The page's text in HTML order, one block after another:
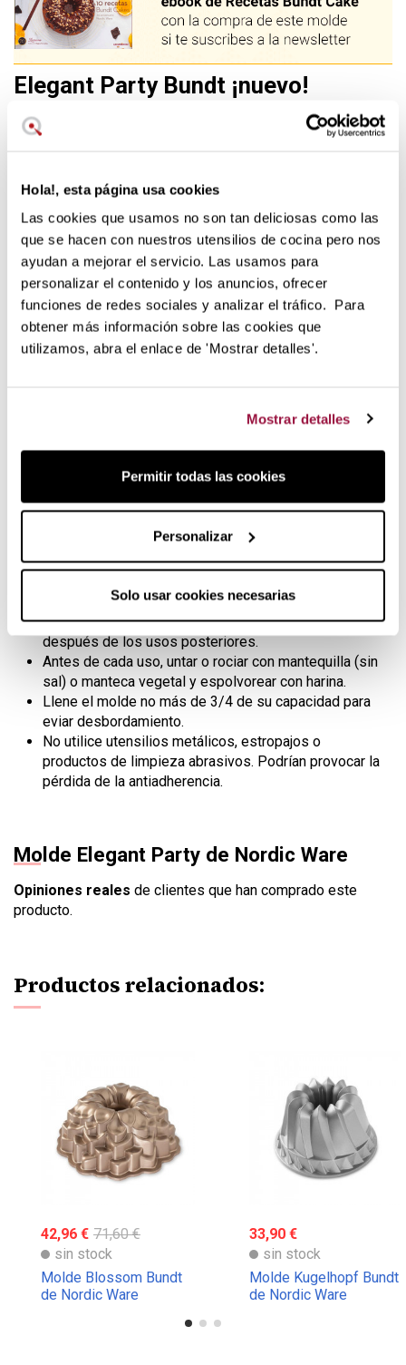
Hola!, esta página usa cookies
Las cookies que usamos no son tan deliciosas como las
que se hacen con nuestros utensilios de cocina pero nos
ayudan a mejorar el servicio. Las usamos para
personalizar el contenido y los anuncios, ofrecer
funciones de redes sociales y analizar el tráfico. Para
obtener más información sobre las cookies que
utilizamos, abra el enlace de 'Mostrar detalles'.
Mostrar detalles
Permitir todas las cookies
Personalizar
Solo usar cookies necesarias
Elegant Party Bundt ¡nuevo!
Elnuevo molde Nordic Ware Elegant Party Bundtgusta
a todos por sus formas elegantes y redondeadas y te
Para 10 raciones
23 cm. diámetro, 10,5 cm. altura
Dorado uniforme garantizado
Formas simétricas perfectamente equilibradas
Colección Platinum Nordic Ware
Las formas del nuevo Elegant Party son sencillas,
redondeadas, y por ello mismo gusta a todo el mundo. El
molde pertenece a la colección Platinum y por ello tiene
Los moldes de Nordic Ware son dealtísima calidady
antiadherentesque permiten larápida extracción
el calor por toda la superfície garantizando un dorado
uniforme. Gracias a su antiadherencia, son muy fáciles y
Lavar con agua caliente y jabón antes del primer uso y
después de los usos posteriores.
Antes de cada uso, untar o rociar con mantequilla (sin
sal) o manteca vegetal y espolvorear con harina.
Llene el molde no más de 3/4 de su capacidad para
eviar desbordamiento.
No utilice utensilios metálicos, estropajos o
productos de limpieza abrasivos. Podrían provocar la
pérdida de la antiadherencia.
Molde Elegant Party de Nordic Ware
Opiniones reales de clientes que han comprado este
producto.
Productos relacionados:
42,96 € 71,60 €
sin stock
Molde Blossom Bundt
de Nordic Ware
33,90 €
sin stock
Molde Kugelhopf Bundt
de Nordic Ware